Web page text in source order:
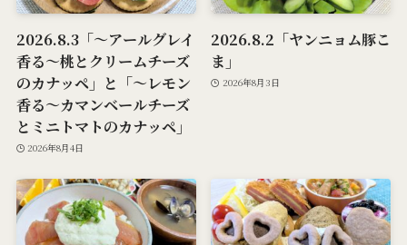
2026.8.3「～アールグレイ
香る～桃とクリームチーズ
のカナッペ」と「～レモン
香る～カマンベールチーズ
とミニトマトのカナッペ」
2026年8月4日
2026.8.2「ヤンニョム豚こ
ま」
2026年8月3日